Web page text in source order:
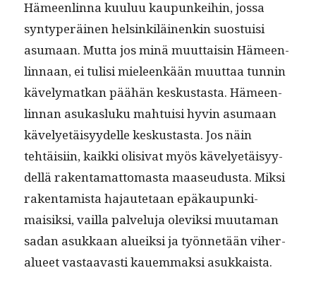
Hämeen­lin­na kuu­luu kaupunkei­hin, jos­sa
syn­type­r­äi­nen helsinkiläi­nenkin suos­tu­isi
asumaan. Mut­ta jos minä muut­taisin Hämeen­
lin­naan, ei tulisi mieleenkään muut­taa tun­nin
käve­ly­matkan päähän keskus­tas­ta. Hämeen­
lin­nan asukasluku mah­tu­isi hyvin asumaan
käve­lyetäisyy­delle keskus­tas­ta. Jos näin
tehtäisi­in, kaik­ki oli­si­vat myös käve­lyetäisyy­
del­lä rak­en­ta­mat­tomas­ta maaseudus­ta. Mik­si
rak­en­tamista hajaute­taan epäkaupunki­
maisik­si, vail­la palvelu­ja ole­viksi muu­ta­man
sadan asukkaan alueik­si ja työn­netään viher­
alueet vas­taavasti kauem­mak­si asukkaista.